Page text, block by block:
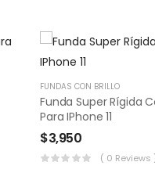
FUNDAS CON BRILLO
Funda Super Rígida
Para IPhone 11
$3,950
( 0 Reviews